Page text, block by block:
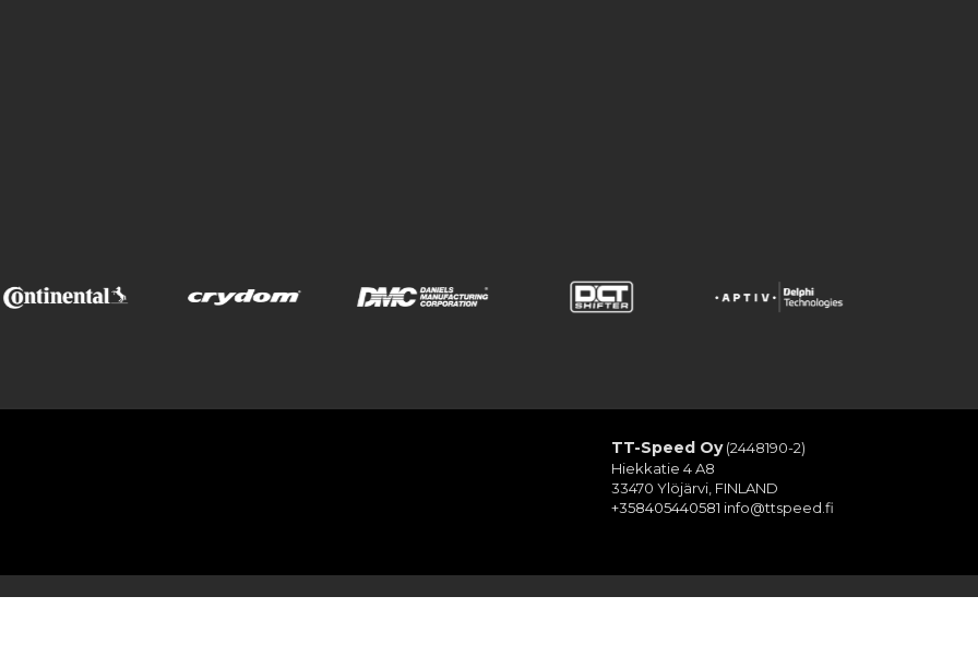
TT-Speed Oy(2448190-2)
Hiekkatie 4 A8
33470 Ylöjärvi, FINLAND
+358405440581 info@ttspeed.fi